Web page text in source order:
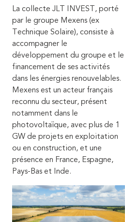
La collecte JLT INVEST, porté
par le groupe Mexens (ex
Technique Solaire), consiste à
accompagner le
développement du groupe et le
financement de ses activités
dans les énergies renouvelables.
Mexens est un acteur français
reconnu du secteur, présent
notamment dans le
photovoltaïque, avec plus de 1
GW de projets en exploitation
ou en construction, et une
présence en France, Espagne,
Pays-Bas et Inde.